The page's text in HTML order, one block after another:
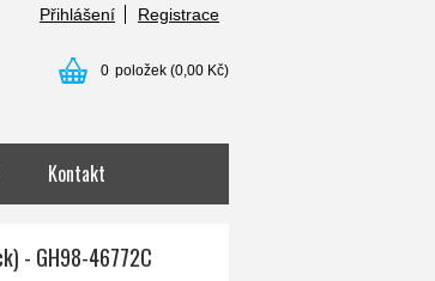
Přihlášení Registrace
0 položek (0,00 Kč)
Kontakt
- GH98-46772C